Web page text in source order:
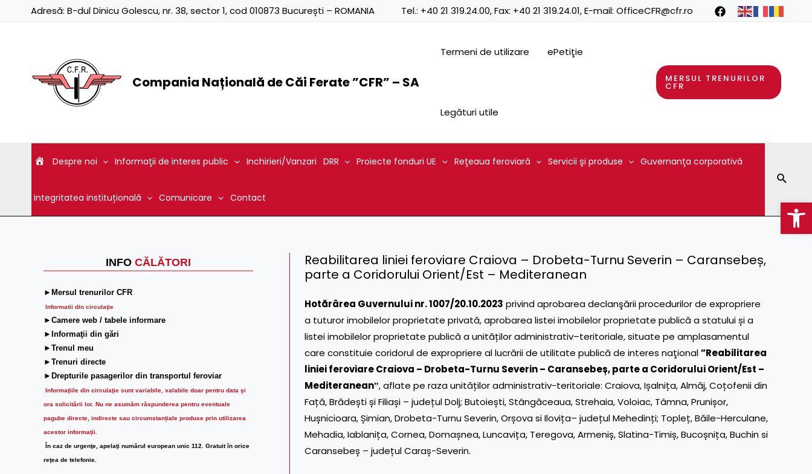
Adresă: B-dul Dinicu Golescu, nr. 38, sector 1, cod 010873 București – ROMANIA Tel.: +40 21 319.24.00, Fax: +40 21 319.24.01, E-mail: OfficeCFR@cfr.ro
Compania Națională de Căi Ferate ”CFR” – SA
Termeni de utilizare ePetiţie
Legături utile
MERSUL TRENURILOR
CFR
Despre noi Informaţii de interes public Inchirieri/Vanzari DRR Proiecte fonduri UE Reţeaua feroviară Servicii şi produse Guvernanţa corporativă
Integritatea instituțională Comunicare Contact
INFO CĂLĂTORI
►Mersul trenurilor CFR
Informatii din circulaţie
►Camere web / tabele informare
►Informaţii din gări
►Trenul meu
►Trenuri directe
►Drepturile pasagerilor din transportul feroviar
Informaţiile din circulaţie sunt variabile, valabile doar pentru data şi
ora solicitării lor. Nu ne asumăm răspunderea pentru eventuale
pagube directe, indirecte sau circumstanțiale produse prin utilizarea
acestor informații.
În caz de urgenţe, apelaţi numărul european unic 112. Gratuit în orice
reţea de telefonie.
Reabilitarea liniei feroviare Craiova – Drobeta-Turnu Severin – Caransebeș,
parte a Coridorului Orient/Est – Mediteranean
Hotărârea Guvernului nr. 1007/20.10.2023 privind aprobarea declanşării procedurilor de expropriere
a tuturor imobilelor proprietate privată, aprobarea listei imobilelor proprietate publică a statului și a
listei imobilelor proprietate publică a unităților administrativ–teritoriale, situate pe amplasamentul
care constituie coridorul de expropriere al lucrării de utilitate publică de interes naţional”Reabilitarea
liniei feroviare Craiova – Drobeta-Turnu Severin – Caransebeș, parte a Coridorului Orient/Est –
Mediteraneanˮ, aflate pe raza unităților administrativ-teritoriale: Craiova,Ișalnița,Almăj,Coțofenii din
Față,BrădeștișiFiliași – județul Dolj; Butoiești,Stângăceaua,Strehaia,Voloiac, Tâmna,Prunișor,
Hușnicioara,Șimian,Drobeta-Turnu Severin,OrșovasiIlovița– județul Mehedinți; Topleț,Băile-Herculane,
Mehadia,Iablanița,Cornea,Domașnea,Luncavița, Teregova,Armeniș,Slatina-Timiș,Bucoșnița,Buchinsi
Caransebeș – județul Caraș-Severin.